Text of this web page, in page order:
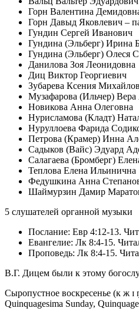
Горн Валентина
Горн Давыд Яковлевич –
Гундин Сергей Иванович
Гундина (Эльберг) Ирина
Гундина (Эльберг) Олеся
Данилова Зоя Леонидовна
Диц Виктор Георгиевич
Зубарева Ксения
Музафарова (Ильчер) Вера
Новикова Анна Олеговна
Нурисламова (Кладт)
Нуруллоева Фарида
Петрова (Крамер) Инна
Садыков (Вайс) Эдуард
Салагаева (Бромберг)
Теплова Елена Ильинична
Федушкина Анна
Шаймурзин Дамир
5 слушателей органной музыки
Послание: Евр 4:12-13.
Евангелие: Лк 8:4-15.
Проповедь: Лк 8:4-15.
В.Г. Дицем были к этому
Сыропустное воскресенье (к ж
Quinquagesima Sunday,